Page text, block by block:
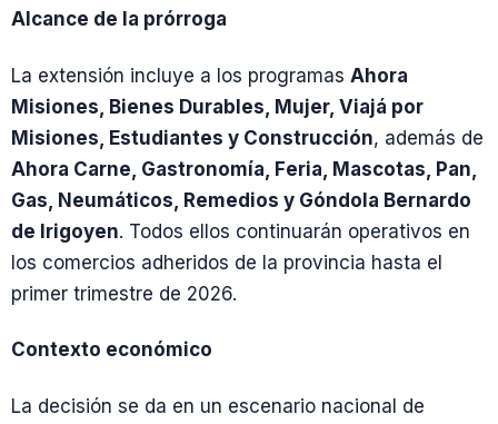
Alcance de la prórroga
La extensión incluye a los programas Ahora
Misiones, Bienes Durables, Mujer, Viajá por
Misiones, Estudiantes y Construcción, además de
Ahora Carne, Gastronomía, Feria, Mascotas, Pan,
Gas, Neumáticos, Remedios y Góndola Bernardo
de Irigoyen. Todos ellos continuarán operativos en
los comercios adheridos de la provincia hasta el
primer trimestre de 2026.
Contexto económico
La decisión se da en un escenario nacional de